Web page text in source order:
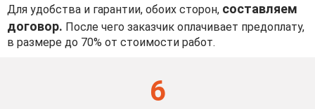
Для удобства и гарантии, обоих сторон, составляем
договор. После чего заказчик оплачивает предоплату,
в размере до 70% от стоимости работ.
6